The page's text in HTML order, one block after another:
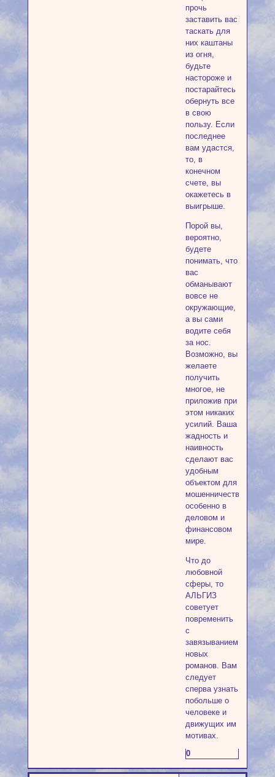
прочь
заставить вас
таскать для
них каштаны
из огня,
будьте
настороже и
постарайтесь
обернуть все
в свою
пользу. Если
последнее
вам удастся,
то, в
конечном
счете, вы
окажетесь в
выигрыше.
Порой вы,
вероятно,
будете
понимать, что
вас
обманывают
вовсе не
окружающие,
а вы сами
водите себя
за нос.
Возможно, вы
желаете
получить
многое, не
приложив при
этом никаких
усилий. Ваша
жадность и
наивность
сделают вас
удобным
объектом для
мошенничества,
особенно в
деловом и
финансовом
мире.
Что до
любовной
сферы, то
АЛЬГИЗ
советует
повременить
с
завязыванием
новых
романов. Вам
следует
сперва узнать
побольше о
человеке и
движущих им
мотивах.
0